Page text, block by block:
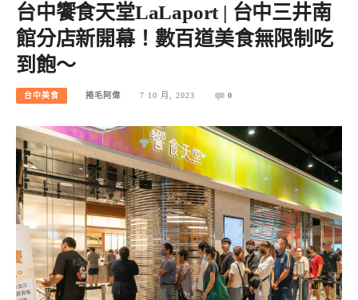
台中饗食天堂LaLaport | 台中三井南
館分店新開幕！數百道美食無限制吃
到飽～
台中美食 捲毛阿偉 7 10 月, 2023 0